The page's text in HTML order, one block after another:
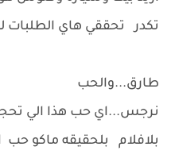
تكدر تحققي هاي الطلبات
طارق...والحب
نرجس...اي حب هذا الي
بلافلام بلحقيقه ماكو